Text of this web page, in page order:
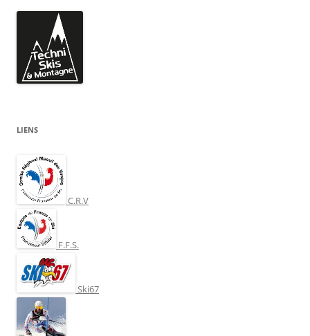
LIENS
C.R.V
F.F.S.
Ski67